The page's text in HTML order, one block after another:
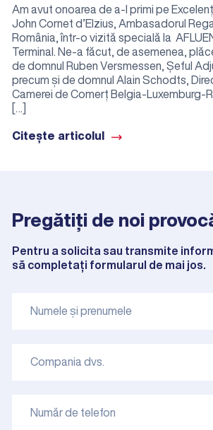
Am avut onoarea de a-l primi pe
John Cornet d’Elzius, Ambasadorul
România, într-o vizită specială la
Terminal. Ne-a făcut, de asemenea,
de domnul Ruben Versmessen, Șeful
precum și de domnul Alain Schodts,
Camerei de Comerț Belgia-Luxemburg-
Citește articolul
Pregătiți de noi
Pentru a solicita sau transmite
să completați formularul de mai jos.